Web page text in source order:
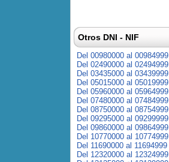
Otros DNI - NIF
Del 00980000 al 00984999
Del 02490000 al 02494999
Del 03435000 al 03439999
Del 05015000 al 05019999
Del 05960000 al 05964999
Del 07480000 al 07484999
Del 08750000 al 08754999
Del 09295000 al 09299999
Del 09860000 al 09864999
Del 10770000 al 10774999
Del 11690000 al 11694999
Del 12320000 al 12324999